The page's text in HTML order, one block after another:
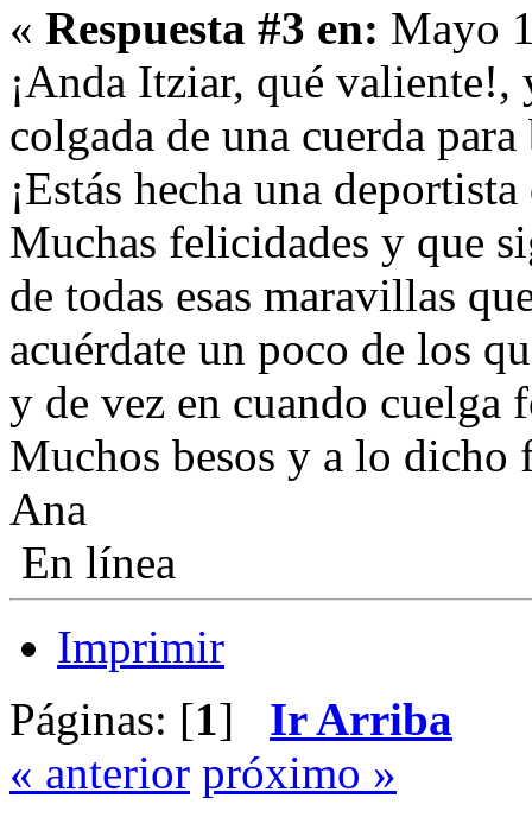
« Respuesta #3 en: Mayo
¡Anda Itziar, qué
colgada de una cuerda
¡Estás hecha una
Muchas felicidades y que
de todas esas maravillas
acuérdate un poco de los
y de vez en cuando cuelga
Muchos besos y a lo dicho
Ana
En línea
Imprimir
Páginas: [1] Ir Arriba
« anterior próximo »